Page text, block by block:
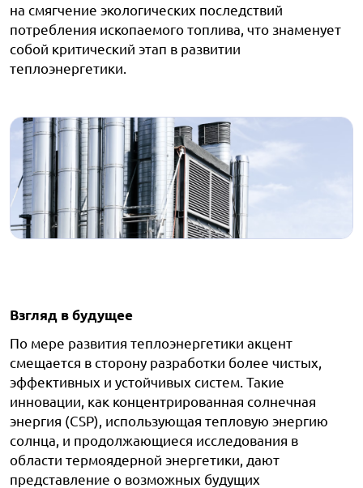
на смягчение экологических последствий
потребления ископаемого топлива, что знаменует
собой критический этап в развитии
теплоэнергетики.
Взгляд в будущее
По мере развития теплоэнергетики акцент
смещается в сторону разработки более чистых,
эффективных и устойчивых систем. Такие
инновации, как концентрированная солнечная
энергия (CSP), использующая тепловую энергию
солнца, и продолжающиеся исследования в
области термоядерной энергетики, дают
представление о возможных будущих